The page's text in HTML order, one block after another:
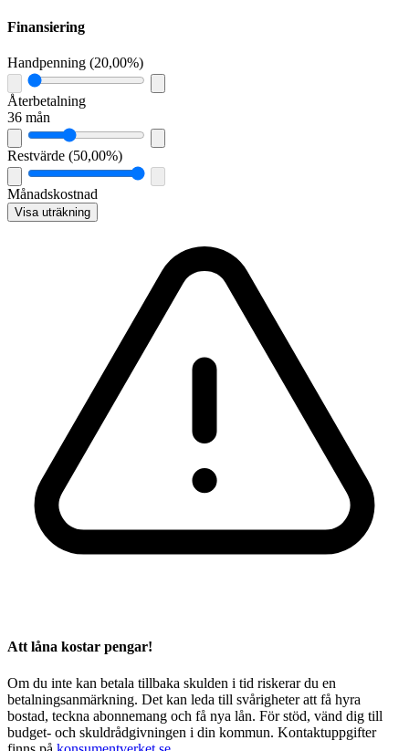
Finansiering
Handpenning (20,00%)
Återbetalning
36 mån
Restvärde (50,00%)
Månadskostnad
Visa uträkning
Att låna kostar pengar!
Om du inte kan betala tillbaka skulden i tid riskerar du en
betalningsanmärkning. Det kan leda till svårigheter att få hyra
bostad, teckna abonnemang och få nya lån. För stöd, vänd dig till
budget- och skuldrådgivningen i din kommun. Kontaktuppgifter